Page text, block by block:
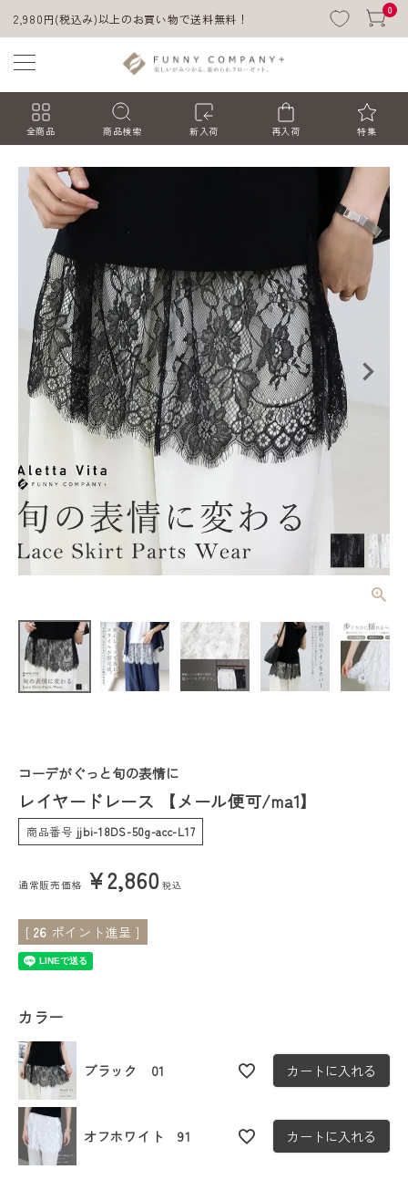
2,980円(税込み)以上のお買い物で送料無料！
0
全商品 商品検索 新入荷 再入荷 特集
ACCOUNT MENU
ようこそ ゲスト 様
ログイン 会員登録
レイヤードレ
ース 【メー
ファッション雑貨
コーデがぐっと旬の表情に
レイヤードレース 【メール便可/ma1】
商品番号 jjbi-18DS-50g-acc-L17
通常販売価格 ¥2,860 税込
[ 26 ポイント進呈 ]
カラー
ブラック 01 カートに入れる
オフホワイト 91 カートに入れる